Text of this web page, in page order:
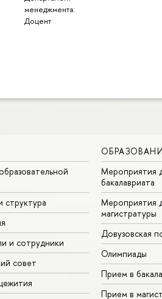
менеджмента:
Доцент
структура
и сотрудники
совет
Мероприятия
бакалавриата
Мероприятия
магистратуры
Довузовская
Олимпиады
Прием в
Прием в